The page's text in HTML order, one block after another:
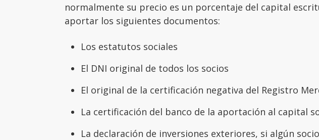
normalmente su precio es un porcentaje del capital
aportar los siguientes documentos:
Los estatutos sociales
El DNI original de todos los socios
El original de la certificación negativa del Registro
La certificación del banco de la aportación al capital
La declaración de inversiones exteriores, si algún